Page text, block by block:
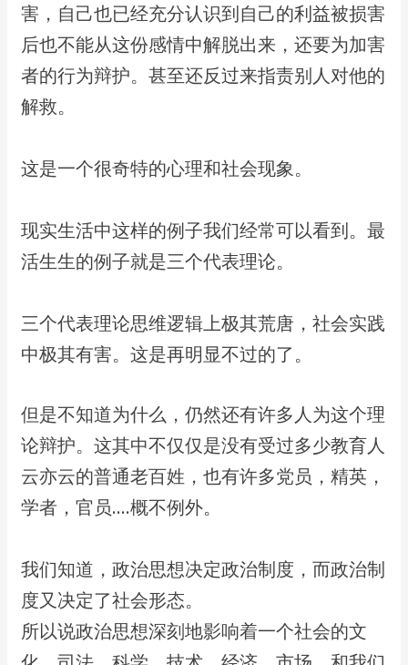
害，自己也已经充分认识到自己的​利益被损害
后也不能从这份感情中解脱出来，还要为加害
者的行为辩护。​甚至还反过来指责别人对他的
解救。
​这是一个很奇特的心理和社会现象。
​现实生活中这样的例子我们经常可以看到。最
活生生的例子就是三个代表理论。
​三个代表理论思维逻辑上极其荒唐，社会实践
中极其有害。这是再明显不过的了。
​但是不知道为什么，仍然还有许多人为这个理
论辩护。这其中不仅仅是没有​受过多少教育人
云亦云的普通老百姓，也有许多党员，精英，
学者，官员….概不例外。
​我们知道，政治思想决定政治制度，而政治制
度又决定了社会形态。
​所以说政治思想深刻地影响着一个社会的文